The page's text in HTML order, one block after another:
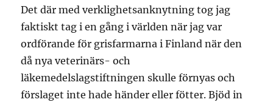
Det där med verklighetsanknytning tog jag
faktiskt tag i en gång i världen när jag var
ordförande för grisfarmarna i Finland när den
då nya veterinärs- och
läkemedelslagstiftningen skulle förnyas och
förslaget inte hade händer eller fötter. Bjöd in